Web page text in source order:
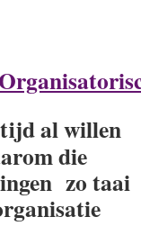
al willen
die
zo taai